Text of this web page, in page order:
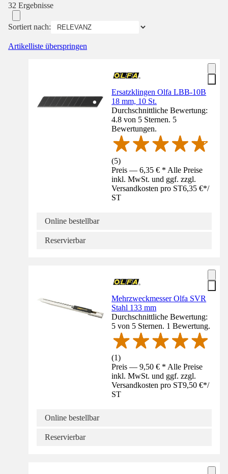
32 Ergebnisse
Sortiert nach:
Artikelliste überspringen
Ersatzklingen Olfa LBB-10B
18 mm, 10 St.
Durchschnittliche Bewertung:
4.8 von 5 Sternen. 5
Bewertungen.
(5)
Preis — 6,35 € * Alle Preise
inkl. MwSt. und ggf. zzgl.
Versandkosten pro ST6,35 €*/
ST
Online bestellbar
Reservierbar
Mehrzweckmesser Olfa SVR
Stahl 133 mm
Durchschnittliche Bewertung:
5 von 5 Sternen. 1 Bewertung.
(1)
Preis — 9,50 € * Alle Preise
inkl. MwSt. und ggf. zzgl.
Versandkosten pro ST9,50 €*/
ST
Online bestellbar
Reservierbar